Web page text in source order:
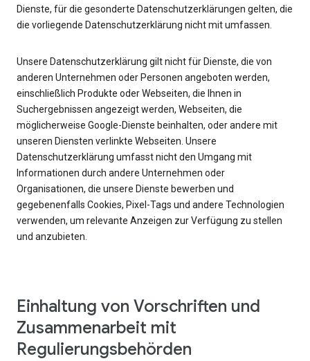
Dienste, für die gesonderte Datenschutzerklärungen gelten, die
die vorliegende Datenschutzerklärung nicht mit umfassen.
Unsere Datenschutzerklärung gilt nicht für Dienste, die von
anderen Unternehmen oder Personen angeboten werden,
einschließlich Produkte oder Webseiten, die Ihnen in
Suchergebnissen angezeigt werden, Webseiten, die
möglicherweise Google-Dienste beinhalten, oder andere mit
unseren Diensten verlinkte Webseiten. Unsere
Datenschutzerklärung umfasst nicht den Umgang mit
Informationen durch andere Unternehmen oder
Organisationen, die unsere Dienste bewerben und
gegebenenfalls Cookies, Pixel-Tags und andere Technologien
verwenden, um relevante Anzeigen zur Verfügung zu stellen
und anzubieten.
Einhaltung von Vorschriften und
Zusammenarbeit mit
Regulierungsbehörden